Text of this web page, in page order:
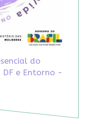
do
e Entorno -